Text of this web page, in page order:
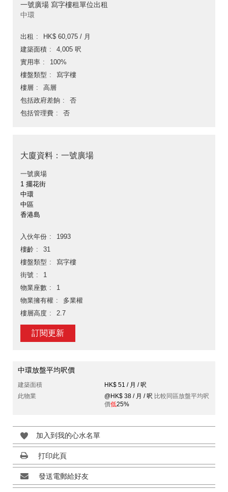
一號廣場 寫字樓租單位出租
中環
出租
HK$ 60,075 / 月
建築面積
4,005 呎
實用率
100%
樓盤類型
寫字樓
樓層
高層
包括政府差餉
否
包括管理費
否
大廈資料：一號廣場
一號廣場
1 擺花街
中環
中區
香港島
入伙年份
1993
樓齡
31
樓盤類型
寫字樓
街號
1
物業座數
1
物業擁有權
多業權
樓層高度
2.7
訂閱更新
中環放盤平均呎價
建築面積
HK$ 51 / 月 / 呎
此物業
@HK$ 38 / 月 / 呎 比較同區放盤平均呎
價低25%
加入到我的心水名單
打印此頁
發送電郵給好友